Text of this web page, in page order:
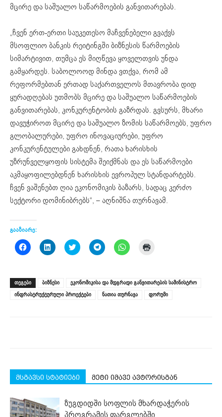
მცირე და საშუალო საწარმოების განვითარებას.
„ჩვენ ერთ-ერთი საუკეთესო მაჩვენებელი გვაქვს
მსოფლიო ბანკის რეიტინგში ბიზნესის წარმოების
სიმარტივით, თუმცა ეს მიღწევა ყოველთვის უნდა
გამყარდეს. საბოლოოდ მინდა ვთქვა, რომ ამ
რეფორმებთან ერთად საქართველოს მთავრობა დიდ
ყურადღებას უთმობს მცირე და საშუალო საწარმოების
განვითარებას, კონკურენტობის გაზრდას. გვსურს, მხარი
დავუჭიროთ მცირე და საშუალო ზომის საწარმოებს, უფრო
გლობალურები, უფრო ინოვაციურები, უფრო
კონკურენტულები გახდნენ, რათა ხარისხის
უზრუნველყოფის სისტემა შეიქმნას და ეს საწარმოები
აკმაყოფილებდნენ ხარისხის ევროპულ სტანდარტებს.
ჩვენ ვაშენებთ ღია ეკონომიკის ბაზარს, სადაც კერძო
სექტორი დომინიბრებს“, – აღნიშნა თურნავამ.
გააზიარე:
Click
to
(Opens
in
new
window)
Click
to
(Opens
in
new
window)
Click
to
(Opens
in
new
window)
Click
to
(Opens
in
new
window)
Click
to
(Opens
in
new
window)
new
window)
ᲗᲔᲒᲔᲑᲘ ბიზნესი
ეკონომიკისა და მდგრადი განვითარების სამინისტრო
ინფრასტრუქტურული პროექტები
ნათია თურნავა ფორუმი
მსგავსი სტატიები მეტი იმავე ავტორისგან
ზუგდიდში სოფლის მხარდაჭერის
პროგრამის ფარგლებში,